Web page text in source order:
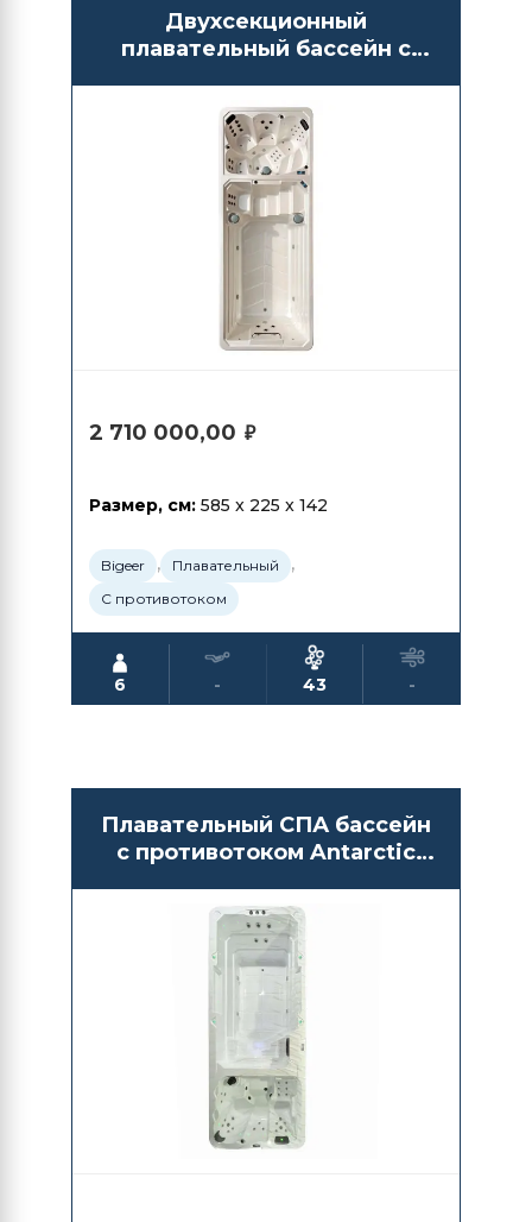
Двухсекционный
плавательный бассейн с
BG6607
2 710 000,00 ₽
Размер, см: 585 x 225 x 142
Bigeer , Плавательный ,
С противотоком
6 - 43 -
Плавательный СПА бассейн
с противотоком Antarctic